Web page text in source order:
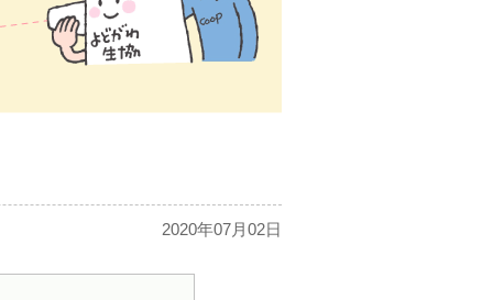
2020年07月02日